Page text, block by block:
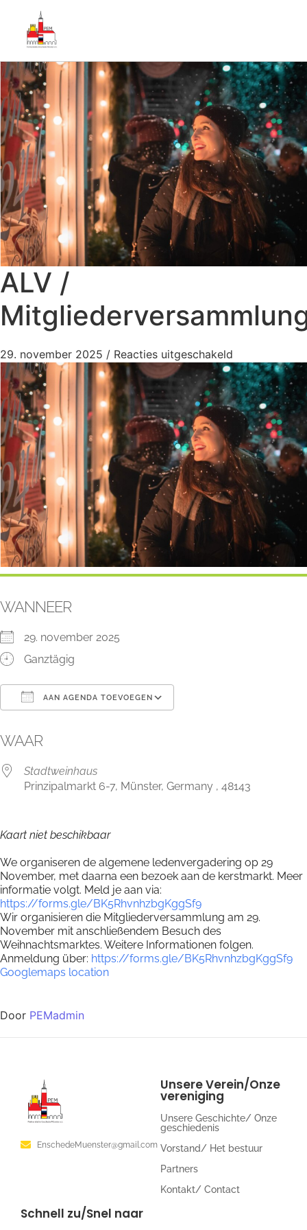
ALV /
29. november 2025 / Reacties uitgeschakeld
WANNEER
29. november 2025
Ganztägig
AAN AGENDA TOEVOEGEN
WAAR
Stadtweinhaus
Prinzipalmarkt 6-7, Münster, Germany , 48143
Kaart niet beschikbaar
We organiseren de algemene ledenvergadering op 29
November, met daarna een bezoek aan de kerstmarkt. Meer
informatie volgt. Meld je aan via:
https://forms.gle/BK5RhvnhzbgKggSf9
Wir organisieren die Mitgliederversammlung am 29.
November mit anschließendem Besuch des
Weihnachtsmarktes. Weitere Informationen folgen.
Anmeldung über: https://forms.gle/BK5RhvnhzbgKggSf9
Googlemaps location
Door PEMadmin
EnschedeMuenster@gmail.com
Unsere Verein/Onze
vereniging
Unsere Geschichte/ Onze
geschiedenis
Vorstand/ Het bestuur
Partners
Kontakt/ Contact
Schnell zu/Snel naar